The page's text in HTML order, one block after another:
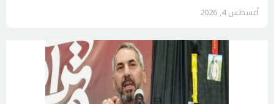
أغسطس 4, 2026